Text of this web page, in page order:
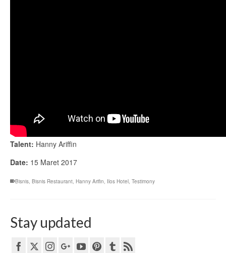
Talent: Hanny Ariffin
Date: 15 Maret 2017
Bisnis, Bisnis Restaurant, Hanny Arifin, Ilos Hotel, Testimony
Stay updated